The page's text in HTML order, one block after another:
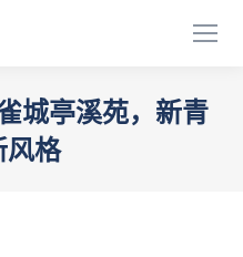
城亭溪苑，新青
风格